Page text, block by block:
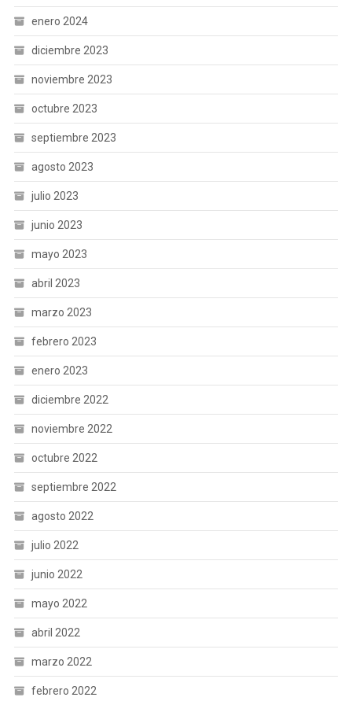
enero 2024
diciembre 2023
noviembre 2023
octubre 2023
septiembre 2023
agosto 2023
julio 2023
junio 2023
mayo 2023
abril 2023
marzo 2023
febrero 2023
enero 2023
diciembre 2022
noviembre 2022
octubre 2022
septiembre 2022
agosto 2022
julio 2022
junio 2022
mayo 2022
abril 2022
marzo 2022
febrero 2022